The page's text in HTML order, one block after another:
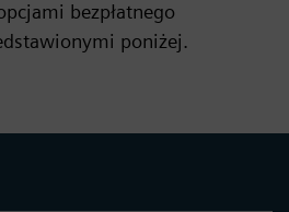
bezpłatnego
poniżej.